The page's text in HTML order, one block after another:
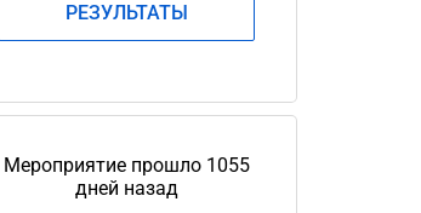
РЕЗУЛЬТАТЫ
Мероприятие прошло 1055
дней назад